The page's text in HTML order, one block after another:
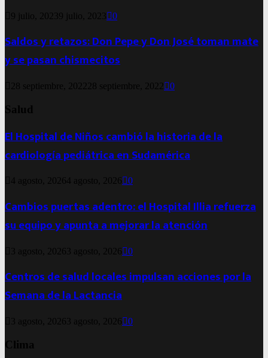
9 julio, 20239 julio, 2023 0
Saldos y retazos: Don Pepe y Don José toman mate
y se pasan chismecitos
28 septiembre, 2022 28 septiembre, 2022 0
Salud
El Hospital de Niños cambió la historia de la
cardiología pediátrica en Sudamérica
4 agosto, 20264 agosto, 2026 0
Cambios puertas adentro: el Hospital Illia refuerza
su equipo y apunta a mejorar la atención
3 agosto, 2026 3 agosto, 2026 0
Centros de salud locales impulsan acciones por la
Semana de la Lactancia
3 agosto, 2026 3 agosto, 2026 0
Clima